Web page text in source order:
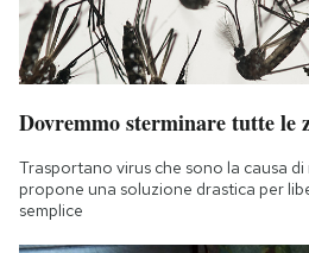
Dovremmo sterminare tutte le
Trasportano virus che sono la causa
propone una soluzione drastica per
semplice